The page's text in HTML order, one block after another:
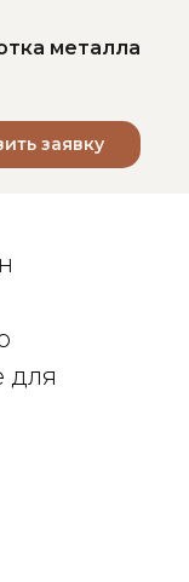
металла
заявку
для